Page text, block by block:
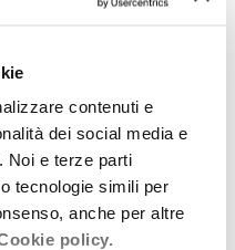
contenuti e
dei social media e
Noi e terze parti
tecnologie simili per
anche per altre
policy.
Arcistella di Trecasali
Ravenna– Facebook
Montecchio Emilia